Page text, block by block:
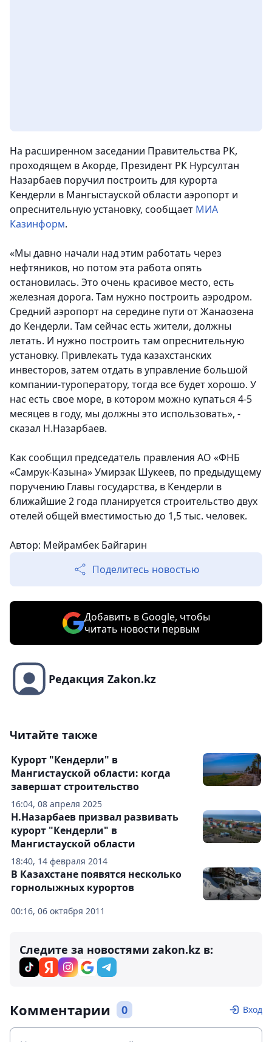
На расширенном заседании Правительства РК,
проходящем в Акорде, Президент РК Нурсултан
Назарбаев поручил построить для курорта
Кендерли в Мангыстауской области аэропорт и
опреснительную установку, сообщает МИА
Казинформ.
«Мы давно начали над этим работать через
нефтяников, но потом эта работа опять
остановилась. Это очень красивое место, есть
железная дорога. Там нужно построить аэродром.
Средний аэропорт на середине пути от Жанаозена
до Кендерли. Там сейчас есть жители, должны
летать. И нужно построить там опреснительную
установку. Привлекать туда казахстанских
инвесторов, затем отдать в управление большой
компании-туроператору, тогда все будет хорошо. У
нас есть свое море, в котором можно купаться 4-5
месяцев в году, мы должны это использовать», -
сказал Н.Назарбаев.
Как сообщил председатель правления АО «ФНБ
«Самрук-Казына» Умирзак Шукеев, по предыдущему
поручению Главы государства, в Кендерли в
ближайшие 2 года планируется строительство двух
отелей общей вместимостью до 1,5 тыс. человек.
Автор: Мейрамбек Байгарин
Поделитесь новостью
Добавить в Google, чтобы
читать новости первым
Редакция Zakon.kz
Читайте также
16:04, 08 апреля 2025
Курорт "Кендерли" в
Мангистауской области: когда
завершат строительство
18:40, 14 февраля 2014
Н.Назарбаев призвал развивать
курорт "Кендерли" в
Мангистауской области
00:16, 06 октября 2011
В Казахстане появятся несколько
горнолыжных курортов
Следите за новостями zakon.kz в:
Комментарии 0 Вход